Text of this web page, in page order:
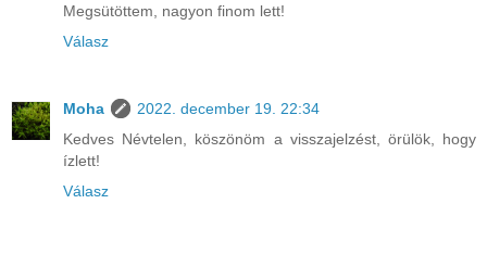
Megsütöttem, nagyon finom lett!
Válasz
Moha
2022. december 19. 22:34
Kedves Névtelen, köszönöm a visszajelzést, örülök, hogy
ízlett!
Válasz